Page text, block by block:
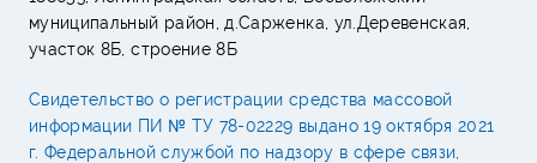
муниципальный район, д.Сарженка, ул.Деревенская,
участок 8Б, строение 8Б
Свидетельство о регистрации средства массовой
информации ПИ № ТУ 78-02229 выдано 19 октября 2021
г. Федеральной службой по надзору в сфере связи,